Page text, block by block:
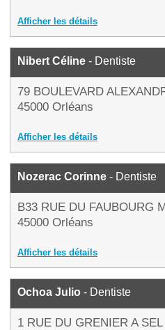
Afficher les détails
Nibert Céline - Dentiste
79 BOULEVARD
45000 Orléans
Afficher les détails
Nozerac Corinne - Dentiste
B33 RUE DU FAUBOURG
45000 Orléans
Afficher les détails
Ochoa Julio - Dentiste
1 RUE DU GRENIER A SEL